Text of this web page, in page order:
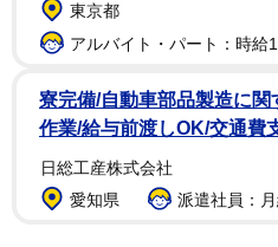
東京都
アルバイト・パート：時給
寮完備/自動車部品製造に
作業/給与前渡しOK/交通費
日総工産株式会社
愛知県
派遣社員：